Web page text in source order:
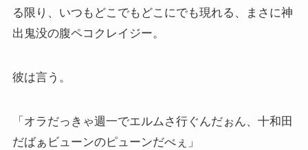
る限り、いつもどこでもどこにでも現れる、まさに神
出鬼没の腹ペコクレイジー。
彼は言う。
「オラだっきゃ週一でエルムさ行ぐんだぉん、十和田
だばぁビューンのピューンだべぇ」